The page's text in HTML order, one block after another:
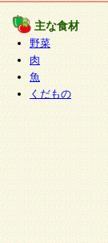
が行わ
○開示対
本人か
報の利
停止・
といい
開示等
ぱく
m
個人情
意をい
主な食材
野菜
肉
魚
くだもの